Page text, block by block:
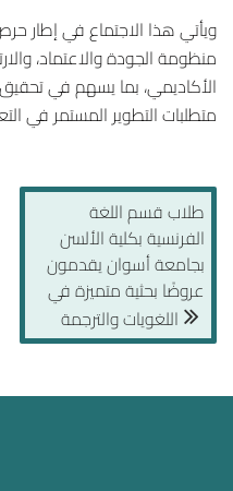
ويأتي هذا الاجتماع في إطار
منظومة الجودة والاعتماد،
الأكاديمي، بما يسهم في
متطلبات التطوير المستمر في
طلاب قسم اللغة
الفرنسية بكلية الألسن
بجامعة أسوان يقدمون
عروضًا بحثية متميزة في
اللغويات والترجمة